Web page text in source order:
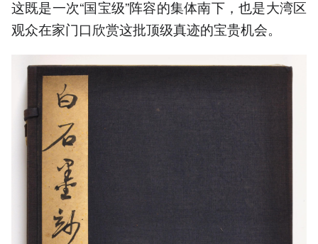
这既是一次“国宝级”阵容的集体南下，也是大湾区
观众在家门口欣赏这批顶级真迹的宝贵机会。